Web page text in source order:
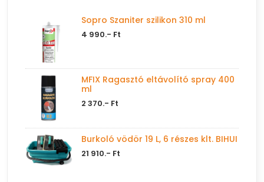
Sopro Szaniter szilikon 310 ml
4 990.- Ft
MFIX Ragasztó eltávolító spray 400
ml
2 370.- Ft
Burkoló vödör 19 L, 6 részes klt. BIHUI
21 910.- Ft